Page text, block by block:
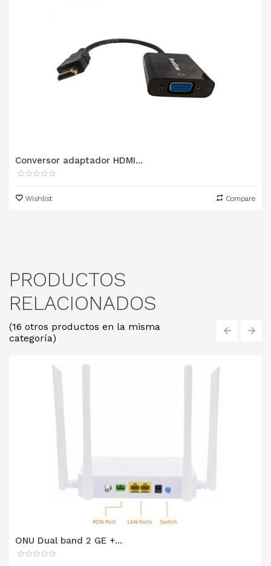
Conversor adaptador HDMI...
Wishlist Compare
PRODUCTOS
RELACIONADOS
(16 otros productos en la misma
categoría)
ONU Dual band 2 GE +...